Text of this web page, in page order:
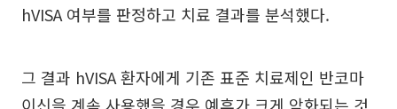
hVISA 여부를 판정하고 치료 결과를 분석했다.
그 결과 hVISA 환자에게 기존 표준 치료제인 반코마